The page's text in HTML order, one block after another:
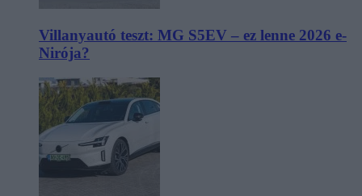
Villanyautó teszt: MG S5EV – ez lenne 2026 e-
Nirója?